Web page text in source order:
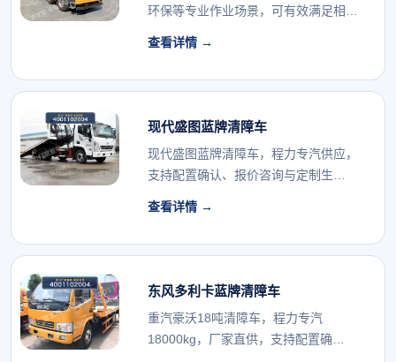
环保等专业作业场景，可有效满足相关
行业的专用车辆配...
查看详情 →
现代盛图蓝牌清障车
现代盛图蓝牌清障车，程力专汽供应，
支持配置确认、报价咨询与定制生
产。...
查看详情 →
东风多利卡蓝牌清障车
重汽豪沃18吨清障车，程力专汽
18000kg，厂家直供，支持配置确